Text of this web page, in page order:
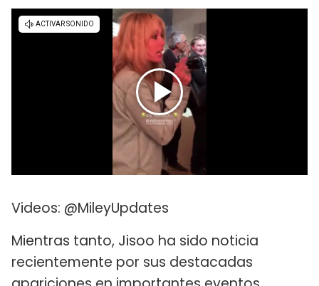
Videos: @MileyUpdates
Mientras tanto, Jisoo ha sido noticia
recientemente por sus destacadas